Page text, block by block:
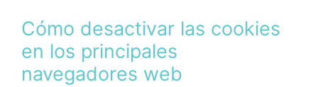
Cómo desactivar las cookies
en los principales
navegadores web